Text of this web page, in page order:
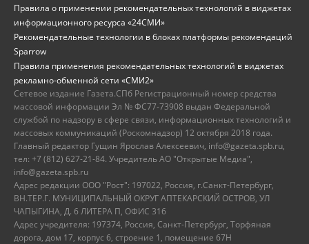
Правила о применении рекомендательных технологий в виджетах
информационного ресурса «24СМИ»
Рекомендательные технологии в блоках платформы рекомендаций
Sparrow
Правила применения рекомендательных технологий в виджетах
рекламно-обменной сети «СМИ2»
Сетевое издание Газета.СПб Регистрационный номер средства
массовой информации Эл № ФС77-73908 выдан Федеральной
службой по надзору в сфере связи, информационных технологий и
массовых коммуникаций (Роскомнадзор) 12 октября 2018 года.
Главный редактор Гущин Ярослав Алексеевич, info@gazeta.spb.ru,
тел: +7 (812) 627-21-84. Учредитель АО "Открытые Медиа",
info@gazeta.spb.ru
Адрес редакции ООО "Рост": 197022, Россия, г.Санкт-Петербург,
ВН.ТЕР.Г. МУНИЦИПАЛЬНЫЙ ОКРУГ АПТЕКАРСКИЙ ОСТРОВ, УЛ
ЧАПЫГИНА, Д. 6 ЛИТЕРА П, ОФИС 316
Адрес учредителя: 197374, Россия, Санкт-Петербург, Торфяная
дорога, дом 17, корпус 6, строение 1, помещение 67Н